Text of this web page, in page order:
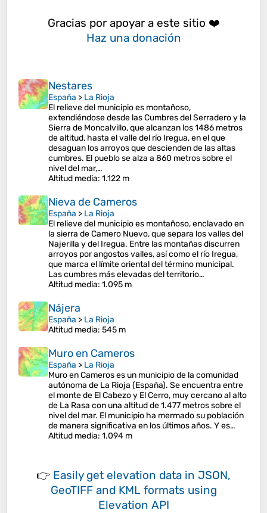
Gracias por apoyar a este sitio ❤️
Haz una donación
Nestares
España > La Rioja
El relieve del municipio es montañoso,
extendiéndose desde las Cumbres del Serradero y la
Sierra de Moncalvillo, que alcanzan los 1486 metros
de altitud, hasta el valle del río Iregua, en el que
desaguan los arroyos que descienden de las altas
cumbres. El pueblo se alza a 860 metros sobre el
nivel del mar,…
Altitud media: 1.122 m
Nieva de Cameros
España > La Rioja
El relieve del municipio es montañoso, enclavado en
la sierra de Camero Nuevo, que separa los valles del
Najerilla y del Iregua. Entre las montañas discurren
arroyos por angostos valles, así como el río Iregua,
que marca el límite oriental del término municipal.
Las cumbres más elevadas del territorio…
Altitud media: 1.095 m
Nájera
España > La Rioja
Altitud media: 545 m
Muro en Cameros
España > La Rioja
Muro en Cameros es un municipio de la comunidad
autónoma de La Rioja (España). Se encuentra entre
el monte de El Cabezo y El Cerro, muy cercano al alto
de La Rasa con una altitud de 1.477 metros sobre el
nivel del mar. El municipio ha mermado su población
de manera significativa en los últimos años. Y es…
Altitud media: 1.094 m
👉 Easily get elevation data in JSON,
GeoTIFF and KML formats using
Elevation API